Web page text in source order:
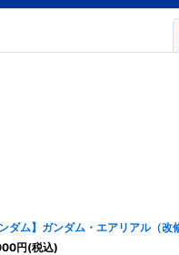
ンダム】ガンダム・エアリアル（
円(税込)